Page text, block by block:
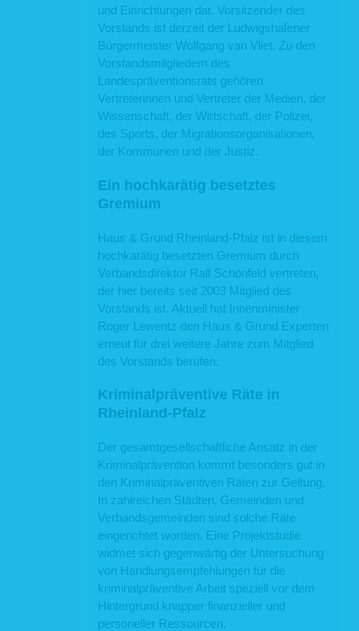
und Einrichtungen dar. Vorsitzender des
Vorstands ist derzeit der Ludwigshafener
Bürgermeister Wolfgang van Vliet. Zu den
Vorstandsmitgliedern des
Landespräventionsrats gehören
Vertreterinnen und Vertreter der Medien, der
Wissenschaft, der Wirtschaft, der Polizei,
des Sports, der Migrationsorganisationen,
der Kommunen und der Justiz.
Ein hochkarätig besetztes
Gremium
Haus & Grund Rheinland-Pfalz ist in diesem
hochkarätig besetzten Gremium durch
Verbandsdirektor Ralf Schönfeld vertreten,
der hier bereits seit 2003 Mitglied des
Vorstands ist. Aktuell hat Innenminister
Roger Lewentz den Haus & Grund Experten
erneut für drei weitere Jahre zum Mitglied
des Vorstands berufen.
Kriminalpräventive Räte in
Rheinland-Pfalz
Der gesamtgesellschaftliche Ansatz in der
Kriminalprävention kommt besonders gut in
den Kriminalpräventiven Räten zur Geltung.
In zahlreichen Städten, Gemeinden und
Verbandsgemeinden sind solche Räte
eingerichtet worden. Eine Projektstudie
widmet sich gegenwärtig der Untersuchung
von Handlungsempfehlungen für die
kriminalpräventive Arbeit speziell vor dem
Hintergrund knapper finanzieller und
personeller Ressourcen.